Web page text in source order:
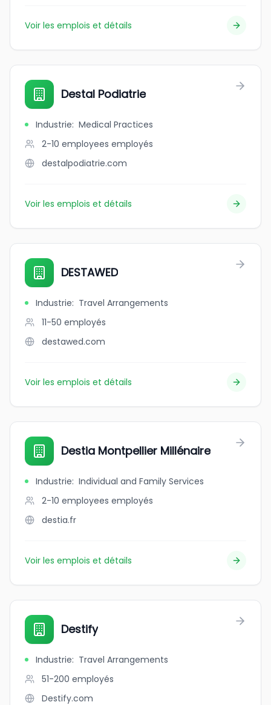
Voir les emplois et détails
Destal Podiatrie
Industrie: Medical Practices
2-10 employees employés
destalpodiatrie.com
Voir les emplois et détails
DESTAWED
Industrie: Travel Arrangements
11-50 employés
destawed.com
Voir les emplois et détails
Destia Montpellier Millénaire
Industrie: Individual and Family Services
2-10 employees employés
destia.fr
Voir les emplois et détails
Destify
Industrie: Travel Arrangements
51-200 employés
Destify.com